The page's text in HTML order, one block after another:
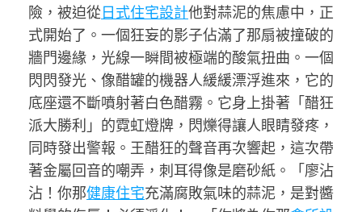
險，被迫從日式住宅設計他對蒜泥的焦慮中，正
式開始了。一個狂妄的影子佔滿了那扇被撞破的
牆門邊緣，光線一瞬間被極端的酸氣扭曲。一個
閃閃發光、像醋罐的機器人緩緩漂浮進來，它的
底座還不斷噴射著白色醋霧。它身上掛著「醋狂
派大勝利」的霓虹燈牌，閃爍得讓人眼睛發疼，
同時發出警報。王醋狂的聲音再次響起，這次帶
著金屬回音的嘲弄，刺耳得像是磨砂紙。「廖沾
沾！你那健康住宅充滿腐敗氣味的蒜泥，是對醬